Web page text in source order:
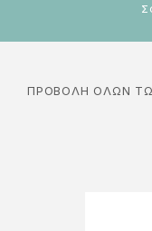
ΠΡΟΒΟΛΉ ΌΛΩΝ